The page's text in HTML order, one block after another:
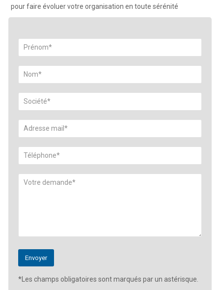
pour faire évoluer votre organisation en toute sérénité
*Les champs obligatoires sont marqués par un astérisque.